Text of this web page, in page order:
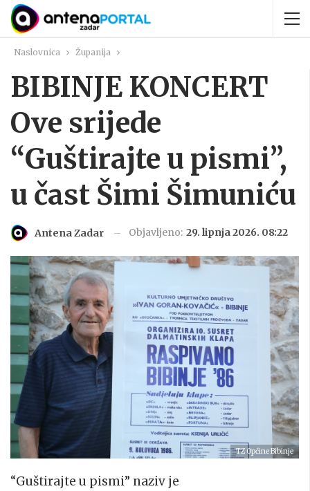
Naslovnica Županija
BIBINJE KONCERT
Ove srijede
“Guštirajte u pismi”,
u čast Šimi Šimuniću
Antena Zadar Objavljeno: 29. lipnja 2026. 08:22
TZ Općine Bibinje
“Guštirajte u pismi” naziv je